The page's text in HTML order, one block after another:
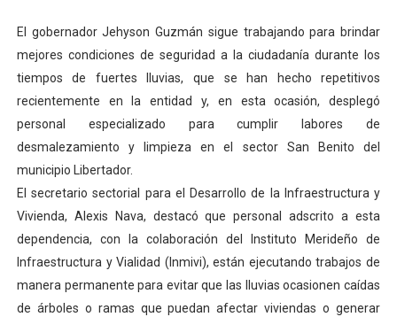
Fundecem inició con éxito el taller vacacional de
El Lactario del Iahula celebra la Semana Mundial de la
Plan Vacacional "Venezuela Ríe 2026" brinda
Iniciación al yoga reúne a diversos clubes deportivos
Mincomunas impulsa el autogobierno en Mérida con
Expertos inspeccionan espacios del OAN para la
El gobernador Jehyson Guzmán sigue trabajando para brindar
mejores condiciones de seguridad a la ciudadanía durante los
tiempos de fuertes lluvias, que se han hecho repetitivos
recientemente en la entidad y, en esta ocasión, desplegó
personal especializado para cumplir labores de
desmalezamiento y limpieza en el sector San Benito del
municipio Libertador.
El secretario sectorial para el Desarrollo de la Infraestructura y
Vivienda, Alexis Nava, destacó que personal adscrito a esta
dependencia, con la colaboración del Instituto Merideño de
Infraestructura y Vialidad (Inmivi), están ejecutando trabajos de
manera permanente para evitar que las lluvias ocasionen caídas
de árboles o ramas que puedan afectar viviendas o generar